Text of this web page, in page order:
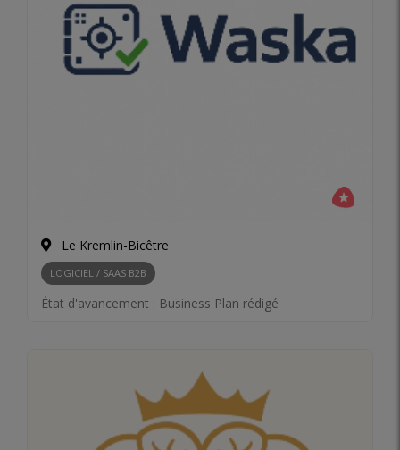
Le Kremlin-Bicêtre
LOGICIEL / SAAS B2B
État d'avancement : Business Plan rédigé